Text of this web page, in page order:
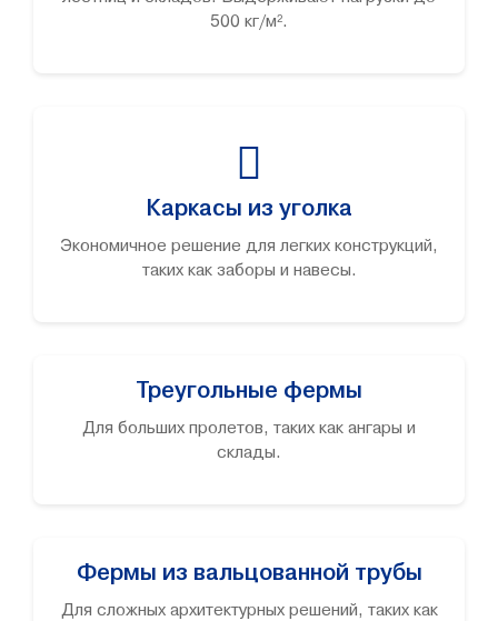
500 кг/м².
Каркасы из уголка
Экономичное решение для легких конструкций,
таких как заборы и навесы.
Треугольные фермы
Для больших пролетов, таких как ангары и
склады.
Фермы из вальцованной трубы
Для сложных архитектурных решений, таких как